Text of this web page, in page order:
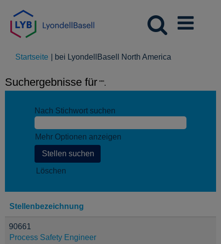
Startseite bei LyondellBasell North America
Suchergebnisse für "".
Nach Stichwort suchen
Mehr Optionen anzeigen
Löschen
Stellenbezeichnung
90661
Process Safety Engineer